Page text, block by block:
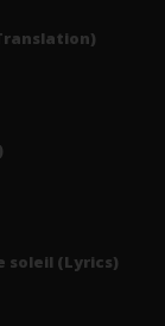
soleil (Lyrics)